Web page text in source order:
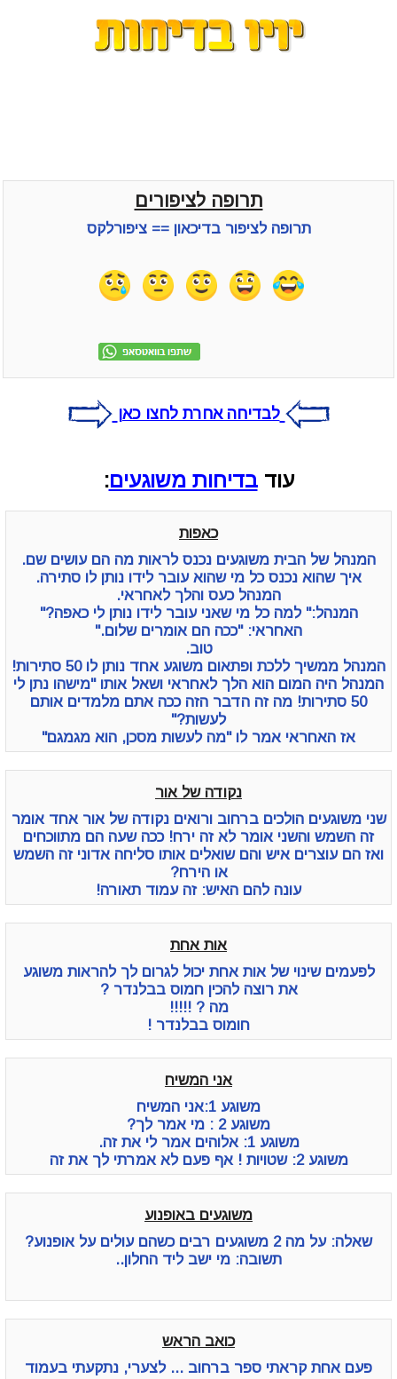
תרופה לציפורים
תרופה לציפור בדיכאון == ציפורלקס
לבדיחה אחרת לחצו כאן
עוד בדיחות משוגעים:
כאפות
המנהל של הבית משוגעים נכנס לראות מה הם עושים שם.
איך שהוא נכנס כל מי שהוא עובר לידו נותן לו סתירה.
המנהל כעס והלך לאחראי.
המנהל:" למה כל מי שאני עובר לידו נותן לי כאפה?"
האחראי: "ככה הם אומרים שלום."
טוב.
המנהל ממשיך ללכת ופתאום משוגע אחד נותן לו 50 סתירות!
המנהל היה המום הוא הלך לאחראי ושאל אותו "מישהו נתן לי
50 סתירות! מה זה הדבר הזה ככה אתם מלמדים אותם
לעשות?"
אז האחראי אמר לו "מה לעשות מסכן, הוא מגמגם"
נקודה של אור
שני משוגעים הולכים ברחוב ורואים נקודה של אור אחד אומר
זה השמש והשני אומר לא זה ירח! ככה שעה הם מתווכחים
ואז הם עוצרים איש והם שואלים אותו סליחה אדוני זה השמש
או הירח?
עונה להם האיש: זה עמוד תאורה!
אות אחת
לפעמים שינוי של אות אחת יכול לגרום לך להראות משוגע
את רוצה להכין חמוס בבלנדר ?
מה ? !!!!!
חומוס בבלנדר !
אני המשיח
משוגע 1:אני המשיח
משוגע 2 : מי אמר לך?
משוגע 1: אלוהים אמר לי את זה.
משוגע 2: שטויות ! אף פעם לא אמרתי לך את זה
משוגעים באופנוע
שאלה: על מה 2 משוגעים רבים כשהם עולים על אופנוע?
תשובה: מי ישב ליד החלון..
כואב הראש
פעם אחת קראתי ספר ברחוב ... לצערי, נתקעתי בעמוד